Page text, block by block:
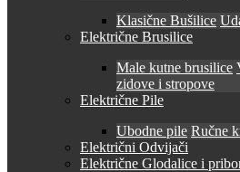
Klasične Bušilice
Električne Brusilice
Male kutne brusilice
zidove i stropove
Električne Pile
Ubodne pile Ručne
Električni Odvijači
Električne Glodalice i